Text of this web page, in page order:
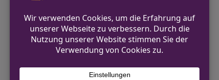
Die Cannafair findet von Freitag bis
Sonntag, jeweils ab 11 Uhr, statt. Der
Veranstalter hofft, dass die Messe ein
positiver Schritt zur Sensibilisierung